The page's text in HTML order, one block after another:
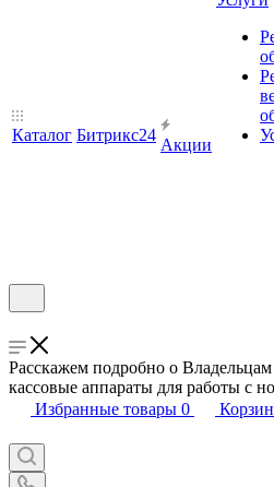
Каталог Битрикс24
Акции
Расскажем подробно о
кассовые аппараты для работы с
Избранные товары 0